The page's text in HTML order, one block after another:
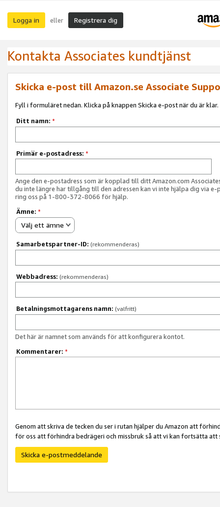
Logga in eller Registrera dig
Kontakta Associates kundtjänst
Skicka e-post till Amazon.se Associate
Fyll i formuläret nedan. Klicka på knappen Skicka e-post när du är klar.
Ditt namn: *
Primär e-postadress: *
Ange den e-postadress som är kopplad till ditt Amazon.com
du inte längre har tillgång till den adressen kan vi inte hjälpa dig via e-
ring oss på 1-800-372-8066 för hjälp.
Ämne: *
Välj ett ämne
Samarbetspartner-ID: (rekommenderas)
Webbadress: (rekommenderas)
Betalningsmottagarens namn: (valfritt)
Det här är namnet som används för att konfigurera kontot.
Kommentarer: *
Genom att skriva de tecken du ser i rutan hjälper du Amazon att
för oss att förhindra bedrägeri och missbruk så att vi kan fortsätta
Skicka e-postmeddelande